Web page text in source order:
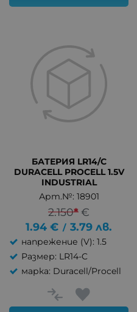
БАТЕРИЯ LR14/C
DURACELL PROCELL 1.5V
INDUSTRIAL
Арт.№: 18901
2.150*€
1.94 € / 3.79 лв.
напрежение (V): 1.5
Размер: LR14-C
марка: Duracell/Procell